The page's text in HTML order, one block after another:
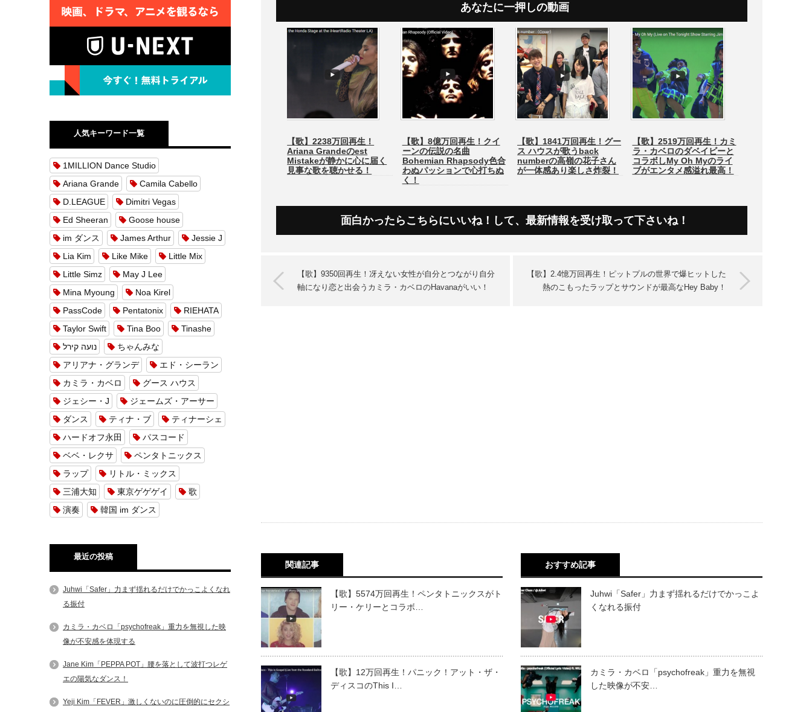
あなたに一押しの動画
【歌】2238万回再生！
Ariana Grandeのest
Mistakeが静かに心に届く
見事な歌を聴かせる！
【歌】8億万回再生！クイ
ーンの伝説の名曲
Bohemian Rhapsody色合
わぬパッションで心打ちぬ
く！
【歌】1841万回再生！グー
ス ハウスが歌うback
numberの高嶺の花子さん
が一体感あり楽しさ炸裂！
【歌】2519万回再生！カミ
ラ・カベロのダベイビーと
コラボしMy Oh Myのライ
ブがエンタメ感溢れ最高！
面白かったらこちらにいいね！して、最新情報を受け取って下さいね！
【歌】9350回再生！冴えない女性が自分とつながり自分
軸になり恋と出会うカミラ・カベロのHavanaがいい！
【歌】2.4憶万回再生！ピットプルの世界で爆ヒットした
熱のこもったラップとサウンドが最高なHey Baby！
関連記事
【歌】5574万回再生！ペンタトニックスがト
リー・ケリーとコラボ…
【歌】12万回再生！パニック！アット・ザ・
ディスコのThis I…
おすすめ記事
Juhwi「Safer」力まず揺れるだけでかっこよ
くなれる振付
カミラ・カベロ「psychofreak」重力を無視
した映像が不安…
人気キーワード一覧
1MILLION Dance Studio
Ariana Grande
Camila Cabello
D.LEAGUE
Dimitri Vegas
Ed Sheeran
Goose house
im ダンス
James Arthur
Jessie J
Lia Kim
Like Mike
Little Mix
Little Simz
May J Lee
Mina Myoung
Noa Kirel
PassCode
Pentatonix
RIEHATA
Taylor Swift
Tina Boo
Tinashe
נועה קירל
ちゃんみな
アリアナ・グランデ
エド・シーラン
カミラ・カベロ
グース ハウス
ジェシー・J
ジェームズ・アーサー
ダンス
ティナ・ブ
ティナーシェ
ハードオフ永田
パスコード
ベベ・レクサ
ペンタトニックス
ラップ
リトル・ミックス
三浦大知
東京ゲゲゲイ
歌
演奏
韓国 im ダンス
最近の投稿
Juhwi「Safer」力まず揺れるだけでかっこよくなれ
る振付
カミラ・カベロ「psychofreak」重力を無視した映
像が不安感を体現する
Jane Kim「PEPPA POT」腰を落として波打つレゲ
エの陽気なダンス！
Yeji Kim「FEVER」激しくないのに圧倒的にセクシ